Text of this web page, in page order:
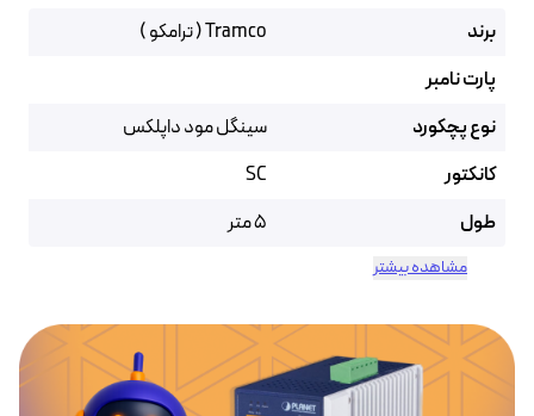
برند
Tramco ( ترامکو )
پارت نامبر
نوع پچکورد
سینگل مود داپلکس
کانکتور
SC
طول
5 متر
مشاهده بیشتر